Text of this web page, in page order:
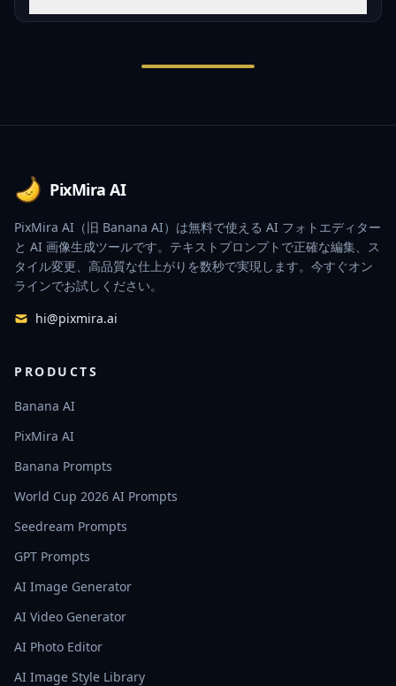
PixMira AI
PixMira AI（旧 Banana AI）は無料で使える AI フォトエディター
と AI 画像生成ツールです。テキストプロンプトで正確な編集、ス
タイル変更、高品質な仕上がりを数秒で実現します。今すぐオン
ラインでお試しください。
hi@pixmira.ai
PRODUCTS
Banana AI
PixMira AI
Banana Prompts
World Cup 2026 AI Prompts
Seedream Prompts
GPT Prompts
AI Image Generator
AI Video Generator
AI Photo Editor
AI Image Style Library